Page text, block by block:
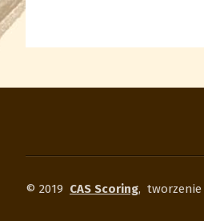
© 2019 CAS Scoring,